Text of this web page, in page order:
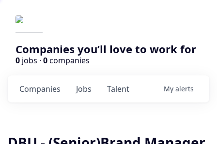
Companies you’ll love to work for
0 jobs · 0companies
Jobs
Companies Talent My alerts